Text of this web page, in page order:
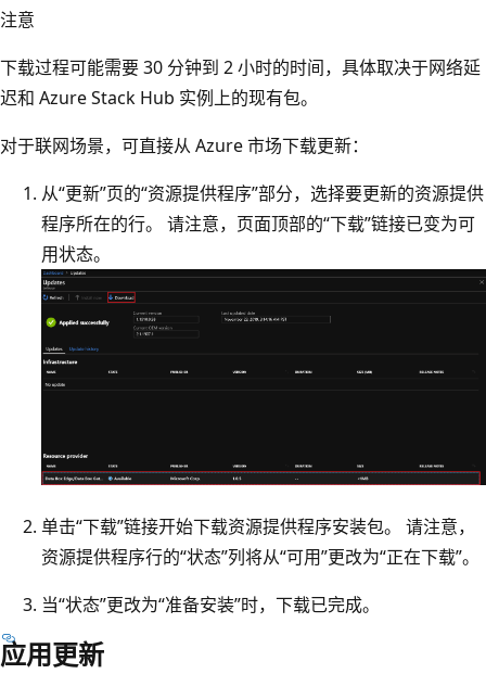
注意
下载过程可能需要 30 分钟到 2 小时的时间，具体取决于网络延
迟和 Azure Stack Hub 实例上的现有包。
对于联网场景，可直接从 Azure 市场下载更新：
从“更新”页的“资源提供程序”部分，选择要更新的资源提供
程序所在的行。 请注意，页面顶部的“下载”链接已变为可
用状态。
单击“下载”链接开始下载资源提供程序安装包。 请注意，
资源提供程序行的“状态”列将从“可用”更改为“正在下载”。
当“状态”更改为“准备安装”时，下载已完成。
应用更新